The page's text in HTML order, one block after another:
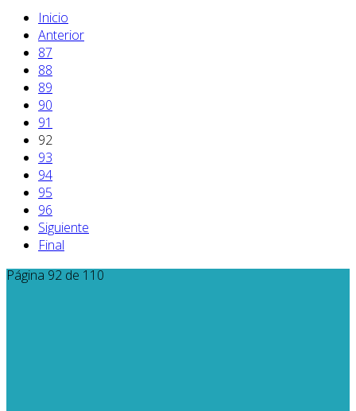
Inicio
Anterior
87
88
89
90
91
92
93
94
95
96
Siguiente
Final
Página 92 de 110